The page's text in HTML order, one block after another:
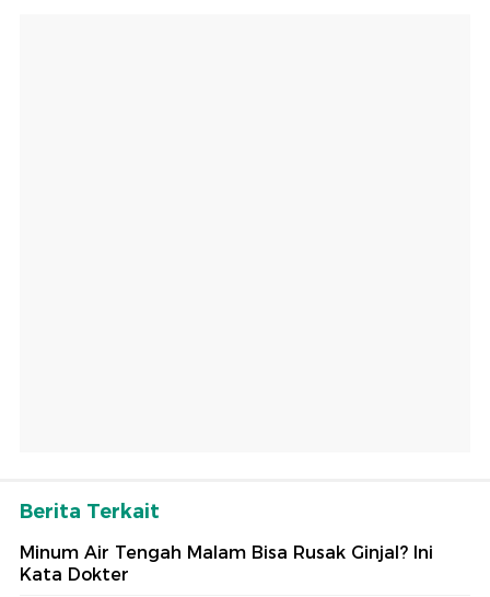
Berita Terkait
Minum Air Tengah Malam Bisa Rusak Ginjal? Ini
Kata Dokter